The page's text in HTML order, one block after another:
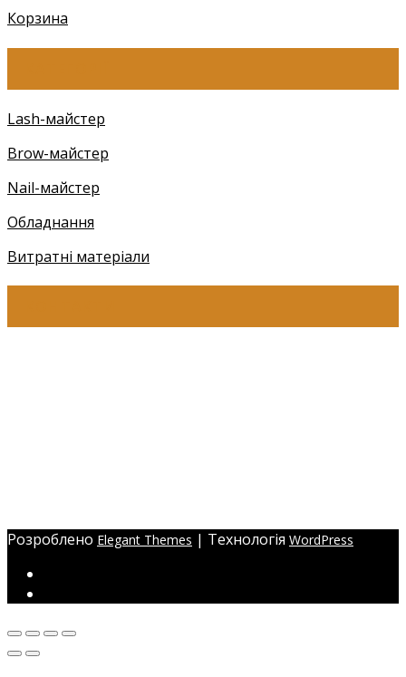
Корзина
Lash-майстер
Brow-майстер
Nail-майстер
Обладнання
Витратні матеріали
Розроблено Elegant Themes | Технологія WordPress